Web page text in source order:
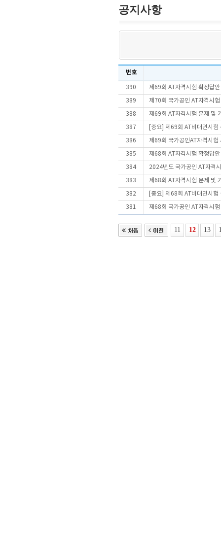
공지사항
번호
390 제69회 AT자격시험 확정답
389 제70회 국가공인 AT자격시
388 제69회 AT자격시험 문제 및
387 [중요] 제69회 AT비대면시험
386 제69회 국가공인AT자격시험
385 제68회 AT자격시험 확정답
384 2024년도 국가공인 AT자격
383 제68회 AT자격시험 문제 및
382 [중요] 제68회 AT비대면시험
381 제68회 국가공인 AT자격시
11 12 13